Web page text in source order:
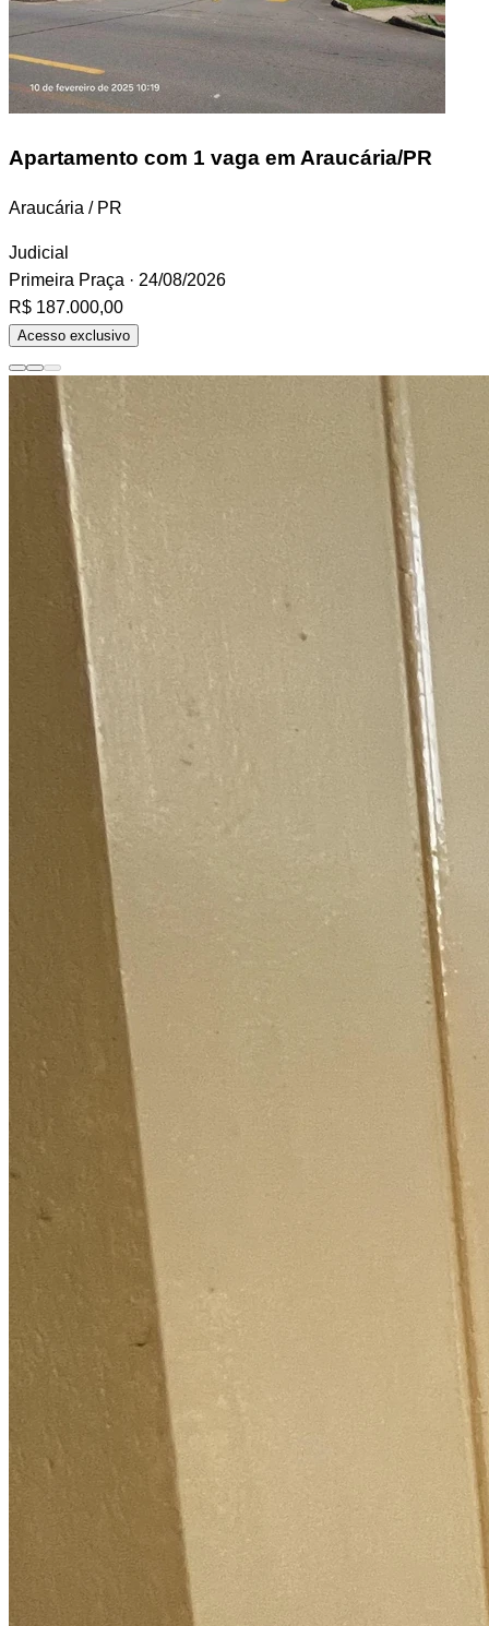
Apartamento com 1 vaga em Araucária/PR
Araucária / PR
Judicial
Primeira Praça · 24/08/2026
R$ 187.000,00
Acesso exclusivo